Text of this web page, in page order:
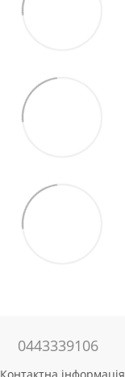
0443339106